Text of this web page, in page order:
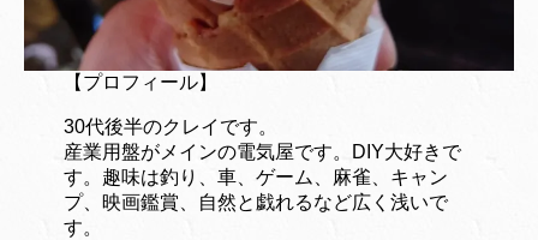
【プロフィール】
30代後半のクレイです。
産業用盤がメインの電気屋です。DIY大好きで
す。趣味は釣り、車、ゲーム、麻雀、キャン
プ、映画鑑賞、自然と戯れるなど広く浅いで
す。